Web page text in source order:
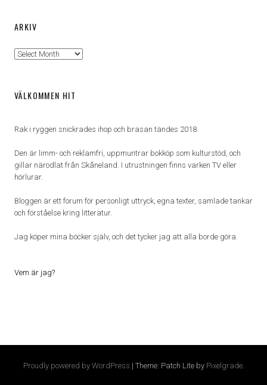
ARKIV
Arkiv
VÄLKOMMEN HIT
Rak i ryggen snickrades ihop och brasan tändes 2018.
Den är limm- och reklamfri, uppmuntrar bokköp som kulturstöd, och
gillar närodlat från Skåneland. I utrustningen finns varken TV eller
hörlurar.
Bloggen är ett forum för personligt uttryck, egna texter, samlade tankar
och förståelse kring litteratur.
Jag köper mina böcker själv, och det tycker jag att alla borde göra.
Vem är jag?
Proudly powered by WordPress | Theme: Patch Lite by Pixelgrade.